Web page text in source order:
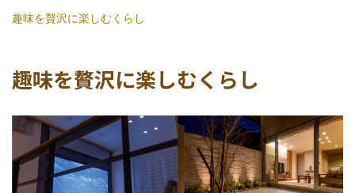
趣味を贅沢に楽しむくらし
趣味を贅沢に楽しむくらし